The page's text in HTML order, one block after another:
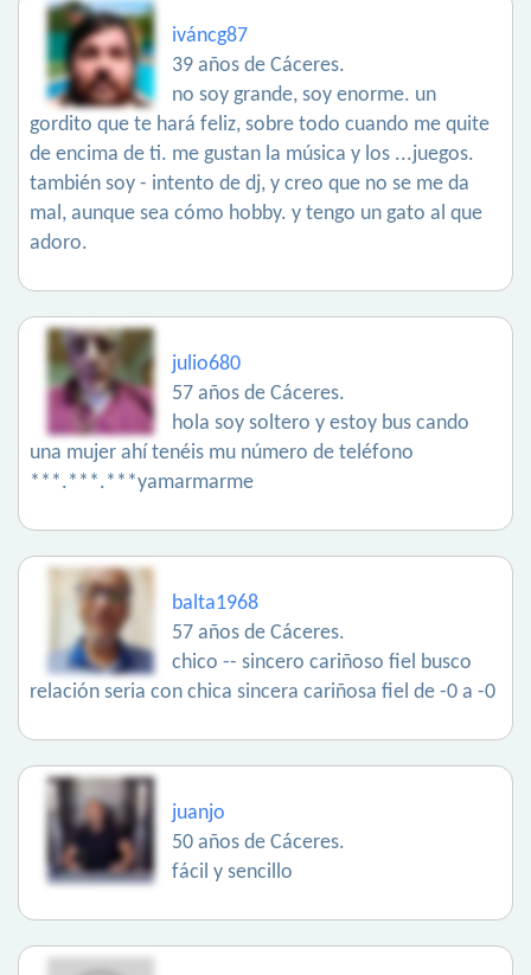
iváncg87
39 años de Cáceres.
no soy grande, soy enorme. un
gordito que te hará feliz, sobre todo cuando me quite
de encima de ti. me gustan la música y los ...juegos.
también soy - intento de dj, y creo que no se me da
mal, aunque sea cómo hobby. y tengo un gato al que
adoro.
julio680
57 años de Cáceres.
hola soy soltero y estoy bus cando
una mujer ahí tenéis mu número de teléfono
***.***.***yamarmarme
balta1968
57 años de Cáceres.
chico -- sincero cariñoso fiel busco
relación seria con chica sincera cariñosa fiel de -0 a -0
juanjo
50 años de Cáceres.
fácil y sencillo